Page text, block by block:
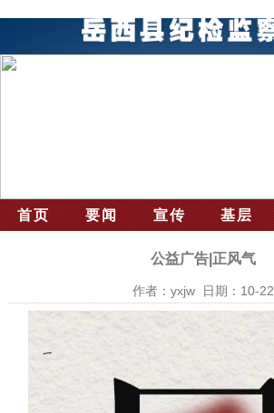
首页 要闻 宣传 基层
公益广告|正风气
作者：yxjw 日期：10-22